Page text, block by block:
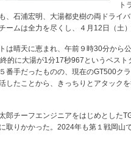
ト
、石浦宏明、大湯都史樹の両ドライ
ームは全力を尽くし、４月12日（土）
は晴天に恵まれ、午前９時30分から
的に大湯が1分17秒967というベス
番手だったものの、現在のGT500ク
したことから、きっちりとアタック
郎チーフエンジニアをはじめとした
取りかかった。2024年も第１戦岡山